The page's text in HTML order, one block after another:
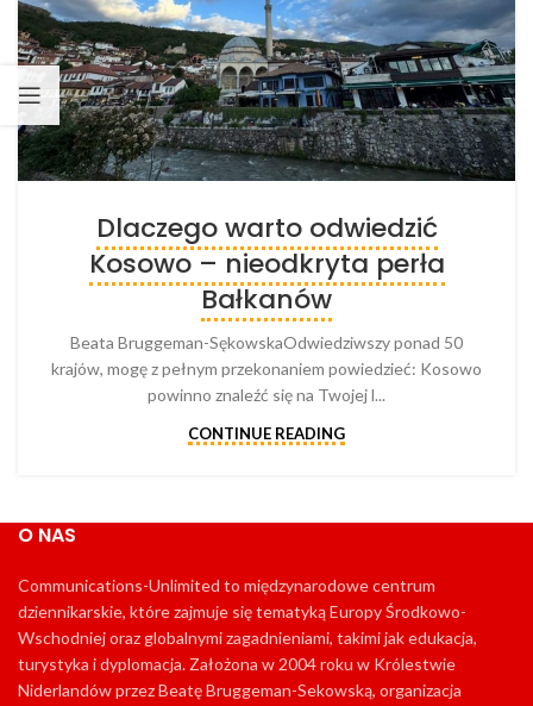
Dlaczego warto odwiedzić
Kosowo – nieodkryta perła
Bałkanów
Beata Bruggeman-SękowskaOdwiedziwszy ponad 50
krajów, mogę z pełnym przekonaniem powiedzieć: Kosowo
powinno znaleźć się na Twojej l...
CONTINUE READING
O NAS
Communications-Unlimited to międzynarodowe centrum
dziennikarskie, które zajmuje się tematyką Europy Środkowo-
Wschodniej oraz globalnymi zagadnieniami, takimi jak edukacja,
turystyka i dyplomacja. Założona w 2004 roku w Królestwie
Niderlandów przez Beatę Bruggeman-Sekowską, organizacja